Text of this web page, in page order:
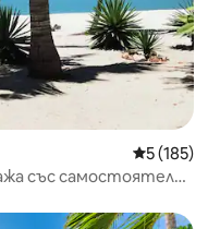
Средна
5 (185)
със самостоятелен